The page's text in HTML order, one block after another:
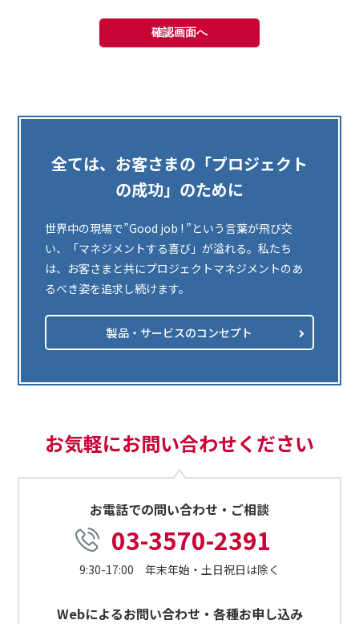
全ては、お客さまの「プロジェクト
の成功」のために
世界中の現場で”Good job ! ”という言葉が飛び交
い、「マネジメントする喜び」が溢れる。私たち
は、お客さまと共にプロジェクトマネジメントのあ
るべき姿を追求し続けます。
製品・サービスのコンセプト
お気軽にお問い合わせください
お電話での問い合わせ・ご相談
03-3570-2391
9:30-17:00 年末年始・土日祝日は除く
Webによるお問い合わせ・各種お申し込み